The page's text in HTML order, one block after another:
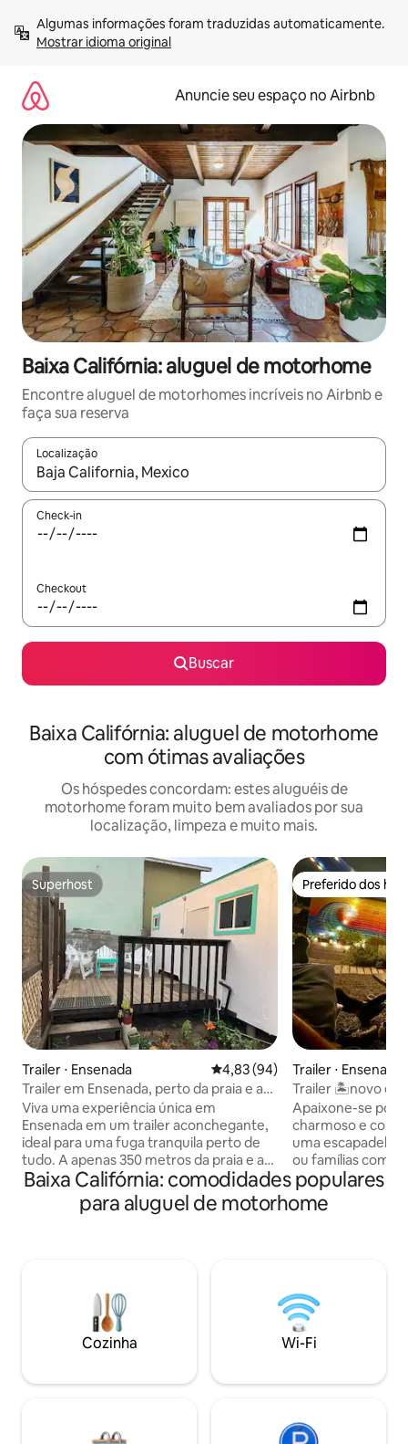
para
Mostrar idioma original
Anuncie seu espaço no Airbnb
Baixa Califórnia: aluguel de motorhome
Encontre aluguel de motorhomes incríveis no Airbnb e
faça sua reserva
Localização
Quando os resultados estiverem disponíveis, explore-os
Check-in
Checkout
Buscar
Baixa Califórnia: aluguel de motorhome
com ótimas avaliações
Os hóspedes concordam: estes aluguéis de
motorhome foram muito bem avaliados por sua
localização, limpeza e muito mais.
Superhost
Superhost
Trailer ⋅ Ensenada 4,83 de uma avaliação média
4,83 (94)
Trailer em Ensenada, perto da praia e a
4 km do centro
Viva uma experiência única em
Ensenada em um trailer aconchegante,
ideal para uma fuga tranquila perto de
tudo. A apenas 350 metros da praia e a
poucos minutos do centro da cidade, do
calçadão e de restaurantes. Um espaço
prático, privado e com localização
uma estadia confortável. Ideal para
casais ou escapadas de fim de semana.
Localização: 🌊 Praia a 350 metros de
nas proximidades
Preferido dos
Preferido dos
Trailer ⋅ Ensenada
Trailer 🏝novo e
localização,
Apaixone-se por
charmoso e
uma escapadela
ou famílias com
estimação? Inspirados pelo amor,
natureza e
totalmente com
espere, espaços
menores, a
pessoas.
GRATUITO para
estimação
Baixa Califórnia: comodidades populares
para aluguel de motorhome
Cozinha Wi-Fi